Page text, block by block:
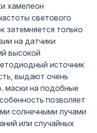
хамелеон
светового
затемняется только
на датчики
высокой
источник
выдают очень
маски на подобные
позволяет
солнечными лучами
или случайных